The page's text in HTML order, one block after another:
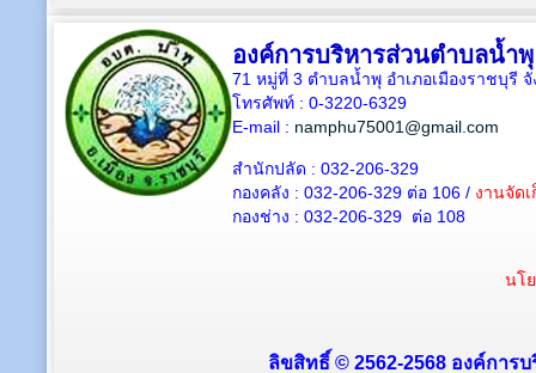
องค์การบริหารส่วนตำบลน้ำพุ
71 หมู่ที่ 3 ตำบลน้ำพุ อำเภอเมืองราชบุรี
โทรศัพท์ : 0-3220-6329
E-mail : namphu75001@gmail.com
สำนักปลัด : 032-206-329
กองคลัง : 032-206-329 ต่อ 106 / งานจัด
กองช่าง : 032-206-329 ต่อ 108
นโ
ลิขสิทธิ์ © 2562-2568 องค์การ